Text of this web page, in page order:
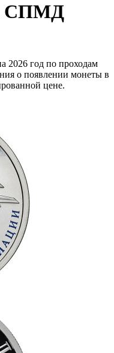
СПМД
2026 год по проходам
о появлении монеты в
цене.